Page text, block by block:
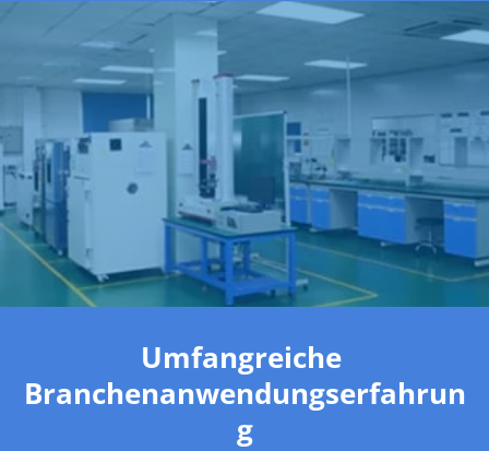
Umfangreiche
Branchenanwendungserfahrun
g